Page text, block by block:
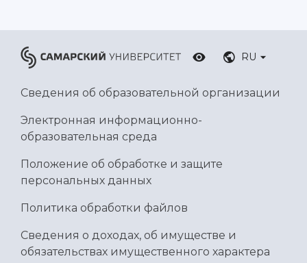
RU
Сведения об образовательной организации
Электронная информационно-
образовательная среда
Положение об обработке и защите
персональных данных
Политика обработки файлов
Сведения о доходах, об имуществе и
обязательствах имущественного характера